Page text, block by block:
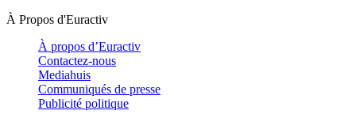
À Propos d'Euractiv
À propos d’Euractiv
Contactez-nous
Mediahuis
Communiqués de presse
Publicité politique